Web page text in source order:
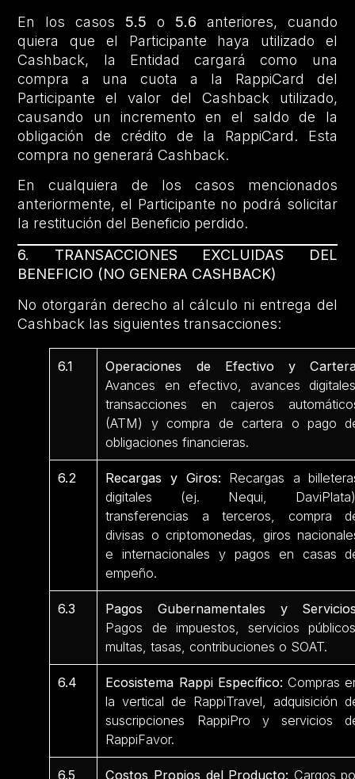
En los casos 5.5 o 5.6 anteriores, cuando
quiera que el Participante haya utilizado el
Cashback, la Entidad cargará como una
compra a una cuota a la RappiCard del
Participante el valor del Cashback utilizado,
causando un incremento en el saldo de la
obligación de crédito de la RappiCard. Esta
compra no generará Cashback.
En cualquiera de los casos mencionados
anteriormente, el Participante no podrá solicitar
la restitución del Beneficio perdido.
6. TRANSACCIONES EXCLUIDAS DEL
BENEFICIO (NO GENERA CASHBACK)
No otorgarán derecho al cálculo ni entrega del
Cashback las siguientes transacciones:
6.1
Operaciones de Efectivo y
Avances en efectivo, avances
transacciones en cajeros
(ATM) y compra de cartera o pago
obligaciones financieras.
6.2 Recargas y Giros: Recargas a
digitales (ej. Nequi,
transferencias a terceros, compra
divisas o criptomonedas, giros
e internacionales y pagos en casas
empeño.
6.3
Pagos Gubernamentales y
Pagos de impuestos, servicios
multas, tasas, contribuciones o SOAT.
6.4 Ecosistema Rappi Específico: Compras
la vertical de RappiTravel, adquisición
suscripciones RappiPro y servicios
RappiFavor.
6.5 Costos Propios del Producto: Cargos